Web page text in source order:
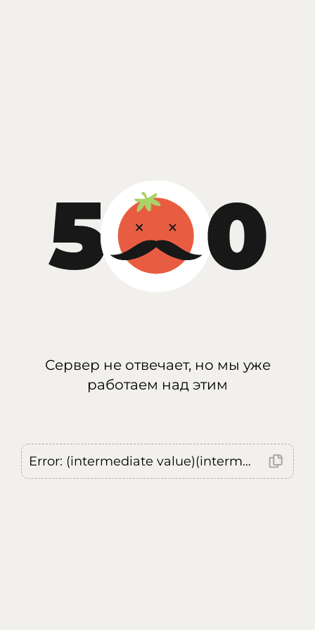
Сервер не отвечает, но мы уже
работаем над этим
Error: (intermediate value)(intermediate value)(intermediate value).replaceAll is not a function